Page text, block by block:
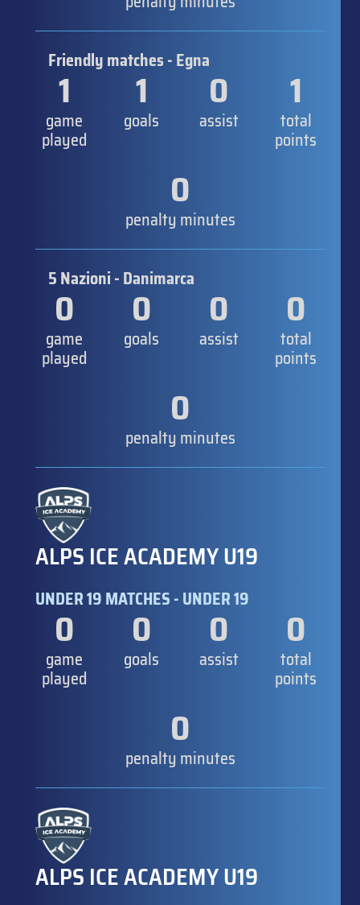
Friendly matches - Egna
1
game
played
1
goals
0
assist
1
total
points
0
penalty minutes
5 Nazioni - Danimarca
0
game
played
0
goals
0
assist
0
total
points
0
penalty minutes
ALPS ICE ACADEMY U19
UNDER 19 MATCHES - UNDER 19
0
game
played
0
goals
0
assist
0
total
points
0
penalty minutes
ALPS ICE ACADEMY U19